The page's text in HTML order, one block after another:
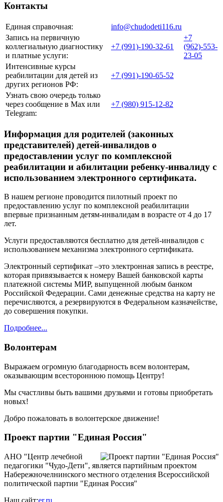
Контакты
Единая справочная:
info@chudodeti116.ru
Запись на первичную
коллегиальную диагностику
и платные услуги:
+7 (991)-190-32-61
+7
(962)-553-
23-05
Интенсивные курсы
реабилитации для детей из
других регионов РФ:
+7 (991)-190-65-52
Узнать свою очередь только
через сообщение в Max или
Telegram:
+7 (980) 915-12-82
Информация для родителей (законных
представителей) детей-инвалидов о
предоставлении услуг по комплексной
реабилитации и абилитации ребенку-инвалиду с
использованием электронного сертификата.
В нашем регионе проводится пилотный проект по
предоставлению услуг по комплексной реабилитации
впервые признанным детям-инвалидам в возрасте от 4 до 17
лет.
Услуги предоставляются бесплатно для детей-инвалидов с
использованием механизма электронного сертификата.
Электронный сертификат –это электронная запись в реестре,
которая привязывается к номеру Вашей банковской карты
платежной системы МИР, выпущенной любым банком
Российской Федерации. Сами денежные средства на карту не
перечисляются, а резервируются в Федеральном казначействе,
до совершения покупки.
Подробнее...
Волонтерам
Выражаем огромную благодарность всем волонтерам,
оказывающим всестороннюю помощь Центру!
Мы счастливы быть вашими друзьями и готовы приобретать
новых!
Добро пожаловать в волонтерское движение!
Проект партии "Единая Россия"
АНО "Центр лечебной
педагогики "Чудо-Дети", является партийным проектом
Набережночелнинского местного отделения Всероссийской
политической партии "Единая Россия"